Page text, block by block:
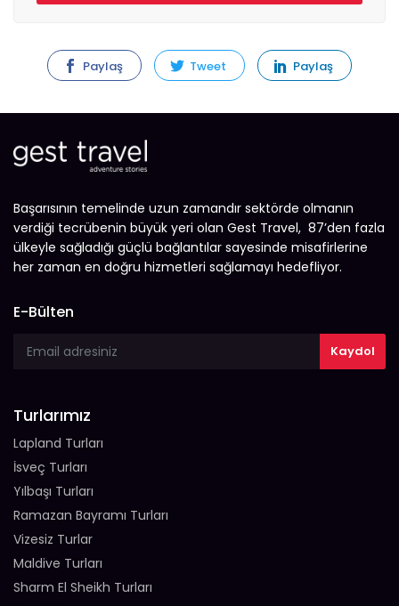
Paylaş Tweet Paylaş
Başarısının temelinde uzun zamandır sektörde olmanın
verdiği tecrübenin büyük yeri olan Gest Travel, 87’den fazla
ülkeyle sağladığı güçlü bağlantılar sayesinde misafirlerine
her zaman en doğru hizmetleri sağlamayı hedefliyor.
E-Bülten
Turlarımız
Lapland Turları
İsveç Turları
Yılbaşı Turları
Ramazan Bayramı Turları
Vizesiz Turlar
Maldive Turları
Sharm El Sheikh Turları